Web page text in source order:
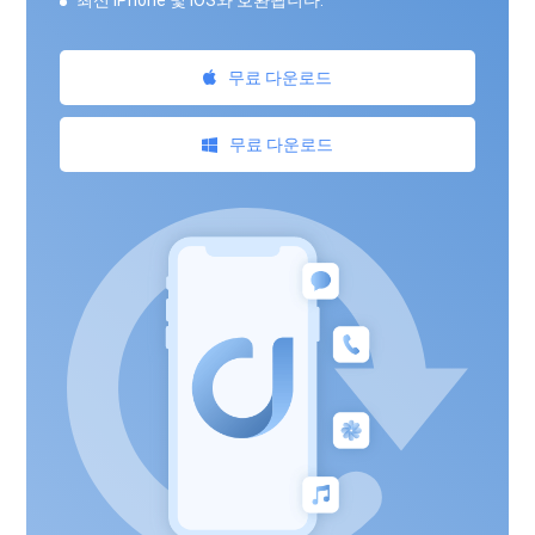
무료 다운로드
무료 다운로드